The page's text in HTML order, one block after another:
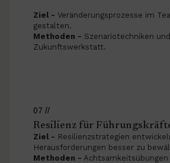
Ziel - Veränderungsprozesse im
gestalten.
Methoden - Szenariotechniken und
Zukunftswerkstatt.
07 //
Resilienz für
Ziel - Resilienzstrategien
Herausforderungen besser zu
Methoden -